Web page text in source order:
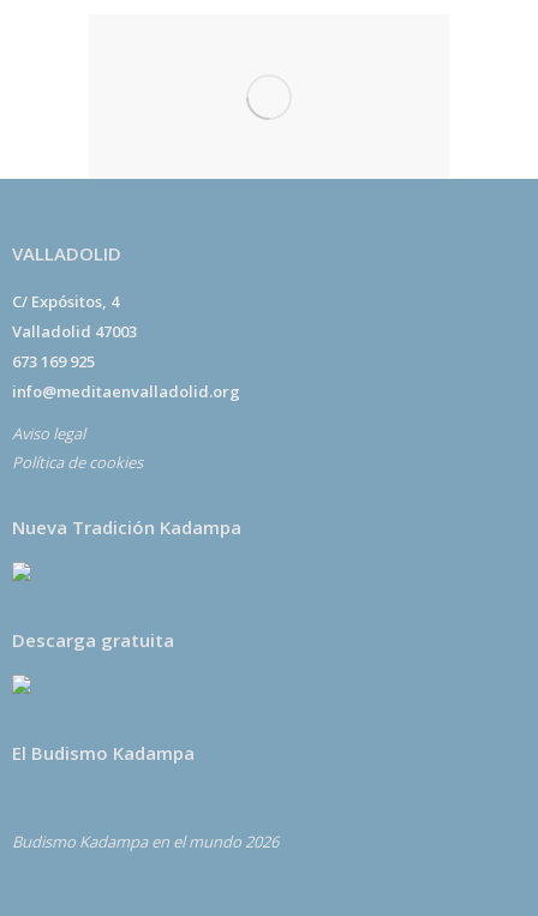
VALLADOLID
C/ Expósitos, 4
Valladolid 47003
673 169 925
info@meditaenvalladolid.org
Aviso legal
Política de cookies
Nueva Tradición Kadampa
Descarga gratuita
El Budismo Kadampa
Budismo Kadampa en el mundo 2026